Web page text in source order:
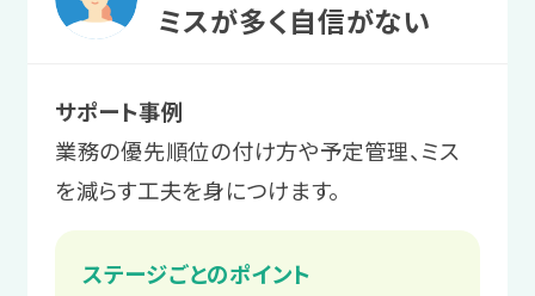
動がスタートします。
サポート例
面接にはスタッフが同行し、企業に
は伝えにくい要望や不安を伝えるお
手伝いをします。
職場実習を通して、働くことや業務上の
サポート例
LITALICOワークス内で模擬的な業
人間関係や適職の
プログラムを通して、職場で起こりがち
な困りへの対処法を学んだり、自己理解
を進めたりします。
サポート例
ミスが多く自信がない
サポート事例
業務の優先順位の付け方や予定管理、ミス
を減らす工夫を身につけます。
ステージごとのポイント